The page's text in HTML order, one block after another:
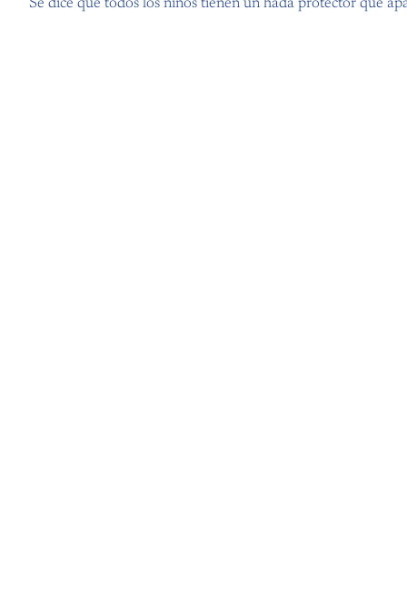
Se dice que todos los niños tienen un hada protector que